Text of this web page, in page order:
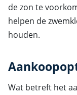
de zon te
helpen de
houden.
Wat betreft het